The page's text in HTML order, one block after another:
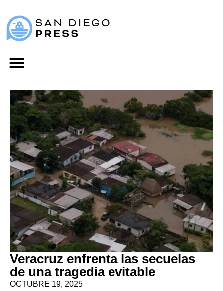
Veracruz enfrenta las secuelas
de una tragedia evitable
OCTUBRE 19, 2025